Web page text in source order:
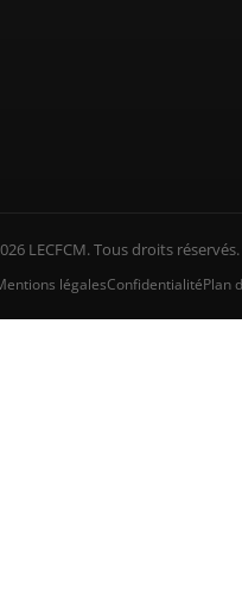
LECFCM. Tous droits réservés.
légalesConfidentialitéPlan